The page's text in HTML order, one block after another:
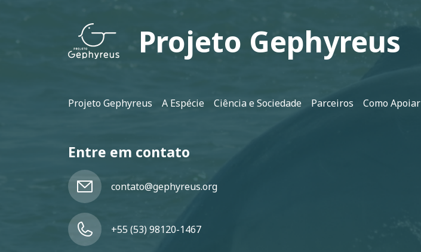
Projeto Gephyreus
Rodapé
Projeto Gephyreus A Espécie Ciência e Sociedade Parceiros Como Apoiar
Entre em contato
contato@gephyreus.org
+55 (53) 98120-1467